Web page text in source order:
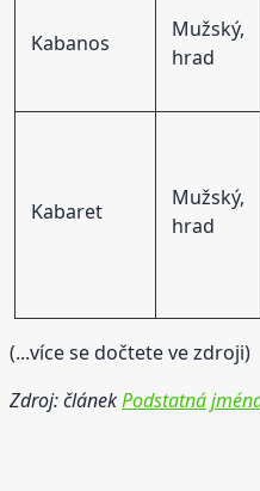
Kabanos
Mužský,
hrad
Kabaret
Mužský,
hrad
(...více se dočtete ve zdroji)
Zdroj: článekPodstatná